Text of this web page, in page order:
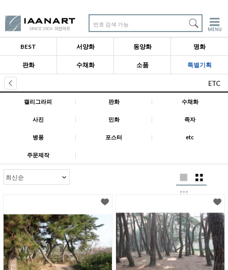
번호 검색 가능
BEST 서양화 동양화 명화
판화 수채화 소품 특별기획
ETC
캘리그라피 | 판화 | 수채화
사진 | 민화 | 족자
병풍 | 포스터 | etc
주문제작 |